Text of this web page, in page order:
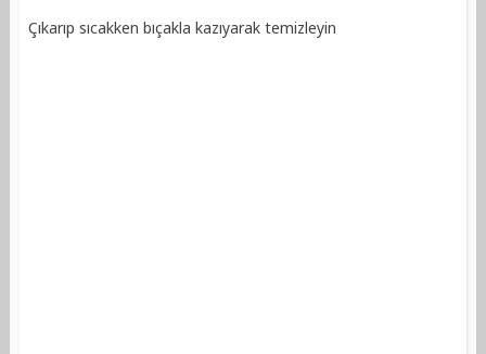
Çıkarıp sıcakken bıçakla kazıyarak temizleyin